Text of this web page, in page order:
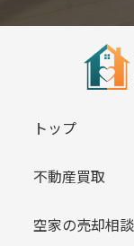
トップ
不動産買取
空家の売却相談